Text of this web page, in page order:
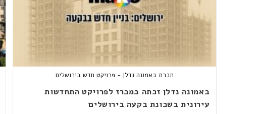
חברת באמונה נדלן - פרויקט חדש בירושלים
באמונה נדלן זכתה במכרז לפרויקט התחדשות
עירונית בשכונת בקעה בירושלים